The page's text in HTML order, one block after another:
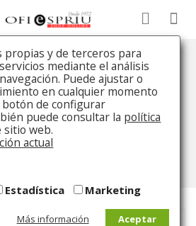
Tango Black
Cross
Pluma Estilográfica
Pluma
Tango Black Cross
propias y de terceros para
mediante el análisis
Puede ajustar o
en cualquier momento
botón de configurar
puede consultar la política
sitio web.
actual
Estadística Marketing
Más información
Aceptar